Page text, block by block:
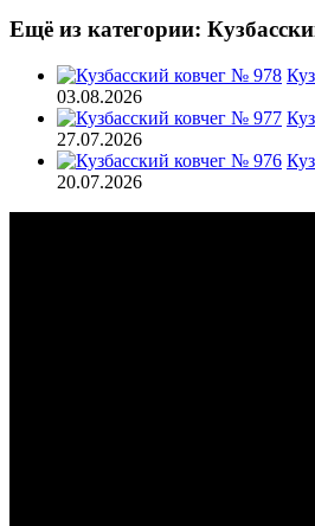
Ещё из категории:
03.08.2026
27.07.2026
20.07.2026